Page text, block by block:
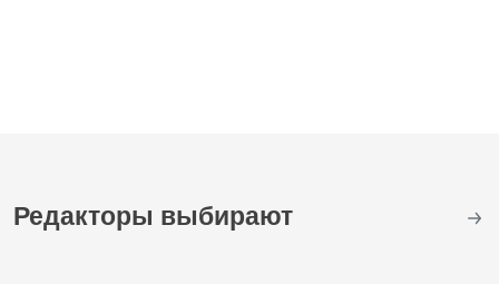
Редакторы выбирают